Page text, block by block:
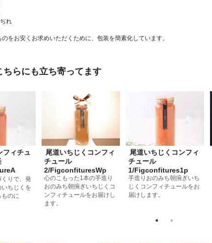
れ
をお安くお求めいただくために、包装を簡素化しています。
ちらにも立ち寄ってます
フィチュ
りで、発
ちじくを
のに
尾道いちじくコンフィ
チュール
2/FigconfituresWp
心のこもった1本の手造り
おのみち朝捥ぎいちじくコ
ンフィチュールをお届けし
ます。
尾道いちじくコンフィ
チュール
1/Figconfitures1p
手造りおのみち朝捥ぎいち
じくコンフィチュールをお
届けします。